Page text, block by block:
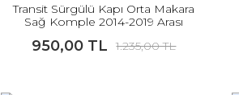
Transit Sürgülü Kapı Orta Makara
Sağ Komple 2014-2019 Arası
950,00 TL 1.235,00 TL